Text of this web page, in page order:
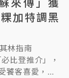
來傳」獲
加特調黑
林指南
比登推介」，
饕客喜愛，以